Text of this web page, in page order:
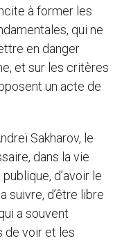
à former les
qui ne
en danger
et sur les critères
un acte de
Sakharov, le
dans la vie
d’avoir le
suivre, d’être libre
a souvent
de voir et les